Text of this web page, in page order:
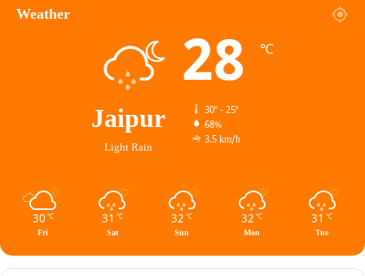
Weather
Jaipur
Light Rain
28 ℃
30º - 25º
68%
3.5 km/h
30 ℃
Fri
31 ℃
Sat
32 ℃
Sun
32 ℃
Mon
31 ℃
Tue